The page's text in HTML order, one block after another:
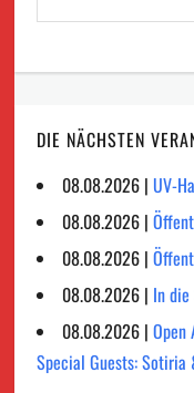
DIE NÄCHSTEN
08.08.2026 | UV-
08.08.2026 |
08.08.2026 |
08.08.2026 | In
08.08.2026 |
Special Guests: Sotiria